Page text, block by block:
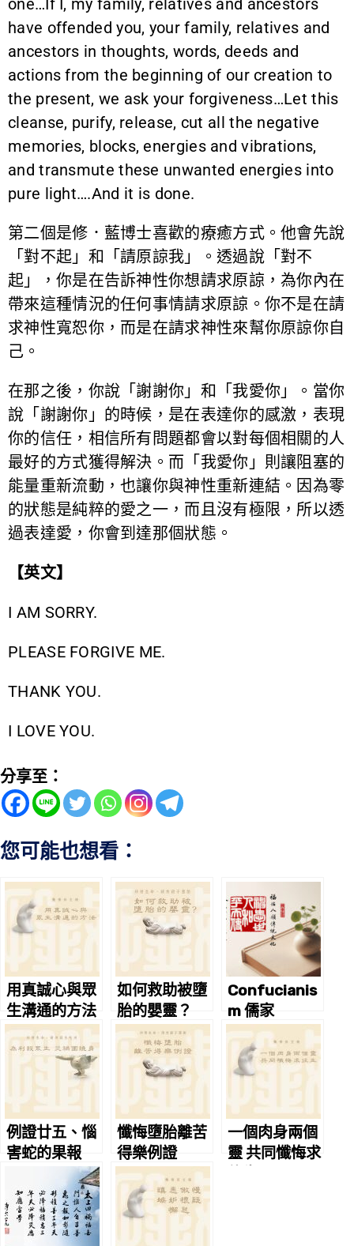
one…If I, my family, relatives and ancestors
have offended you, your family, relatives and
ancestors in thoughts, words, deeds and
actions from the beginning of our creation to
the present, we ask your forgiveness…Let this
cleanse, purify, release, cut all the negative
memories, blocks, energies and vibrations,
and transmute these unwanted energies into
pure light….And it is done.
第二個是修．藍博士喜歡的療癒方式。他會先說
「對不起」和「請原諒我」。透過說「對不
起」，你是在告訴神性你想請求原諒，為你內在
帶來這種情況的任何事情請求原諒。你不是在請
求神性寬恕你，而是在請求神性來幫你原諒你自
己。
在那之後，你說「謝謝你」和「我愛你」。當你
說「謝謝你」的時候，是在表達你的感激，表現
你的信任，相信所有問題都會以對每個相關的人
最好的方式獲得解決。而「我愛你」則讓阻塞的
能量重新流動，也讓你與神性重新連結。因為零
的狀態是純粹的愛之一，而且沒有極限，所以透
過表達愛，你會到達那個狀態。
【英文】
I AM SORRY.
PLEASE FORGIVE ME.
THANK YOU.
I LOVE YOU.
分享至：
您可能也想看：
用真誠心與眾
生溝通的方法
如何救助被墮
胎的嬰靈？
Confucianis
m 儒家
例證廿五、惱
害蛇的果報
懺悔墮胎離苦
得樂例證
一個肉身兩個
靈 共同懺悔求